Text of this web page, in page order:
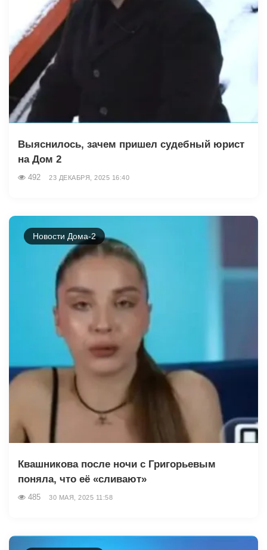
Выяснилось, зачем пришел судебный юрист
на Дом 2
492 23 ДЕКАБРЯ, 2025 16:40
Новости Дома-2
Квашникова после ночи с Григорьевым
поняла, что её «сливают»
485 30 МАЯ, 2025 11:58